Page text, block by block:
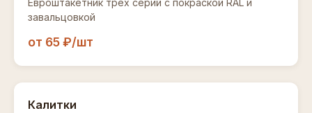
Евроштакетник трех серий с покраской RAL и
завальцовкой
от 65 ₽/шт
Калитки